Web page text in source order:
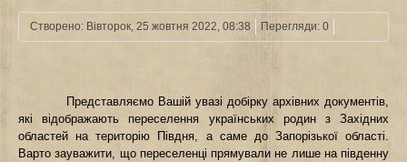
Створено: Вівторок, 25 жовтня 2022, 08:38 Перегляди: 0
Представляємо Вашій увазі добірку архівних документів,
які відображають переселення українських родин з Західних
областей на територію Півдня, а саме до Запорізької області.
Варто зауважити, що переселенці прямували не лише на південну